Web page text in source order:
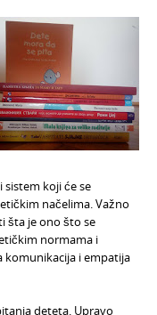
koji će se
načelima. Važno
šta je ono što se
normama i
komunikacija i empatija
deteta. Upravo